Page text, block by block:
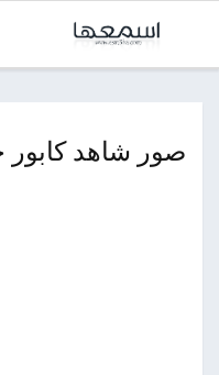
صور شاهد كابور